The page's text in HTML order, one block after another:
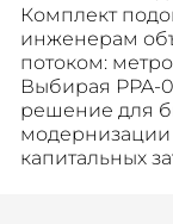
Комплект
инженерам
потоком:
Выбирая PPA-
решение для
модернизации
капитальных